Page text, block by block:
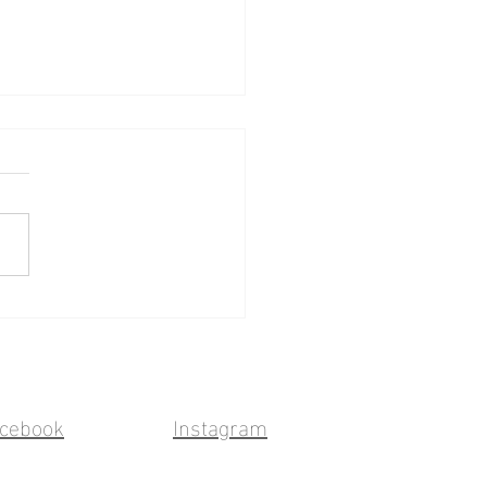
Club in June
Instagram